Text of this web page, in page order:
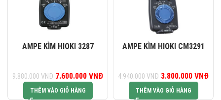
AMPE KÌM HIOKI 3287
9.880.000VNĐ Giá gốc là: 9.880.000 VNĐ.
7.600.000 VNĐ Giá hiện tại là: 7.600.000 VNĐ.
THÊM VÀO GIỎ HÀNG
AMPE KÌM HIOKI CM3291
4.940.000VNĐ
Giá gốc là:
4.940.000 VNĐ.
3.800.000 VNĐ
THÊM VÀO GIỎ HÀNG